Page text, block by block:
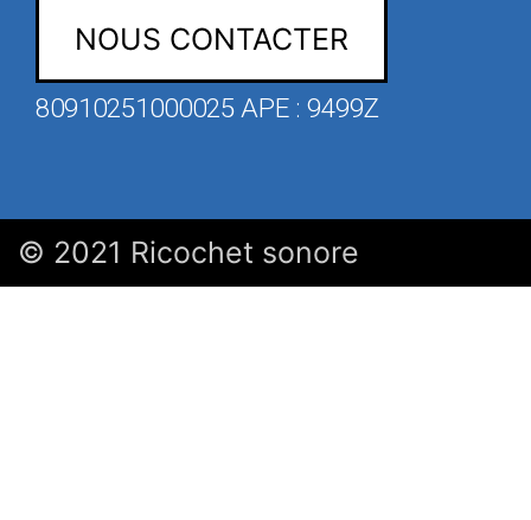
NOUS CONTACTER
80910251000025 APE : 9499Z
© 2021 Ricochet sonore